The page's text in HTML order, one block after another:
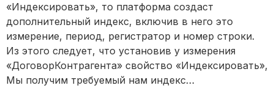
«Индексировать», то платформа создаст
дополнительный индекс, включив в него это
измерение, период, регистратор и номер строки.
Из этого следует, что установив у измерения
«ДоговорКонтрагента» свойство «Индексировать»,
Мы получим требуемый нам индекс…